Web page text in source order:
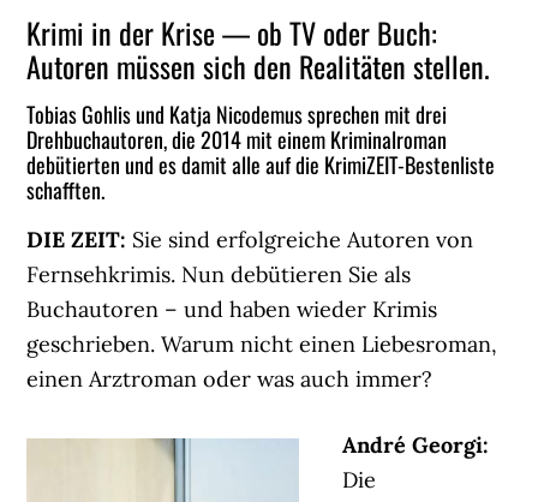
Krimi in der Krise — ob TV oder Buch:
Autoren müssen sich den Realitäten stellen.
Tobias Gohlis und Katja Nicodemus sprechen mit drei
Drehbuchautoren, die 2014 mit einem Kriminalroman
debütierten und es damit alle auf die KrimiZEIT-Bestenliste
schafften.
DIE ZEIT: Sie sind erfolgreiche Autoren von
Fernsehkrimis. Nun debütieren Sie als
Buchautoren – und haben wieder Krimis
geschrieben. Warum nicht einen Liebesroman,
einen Arztroman oder was auch immer?
André Georgi:
Die